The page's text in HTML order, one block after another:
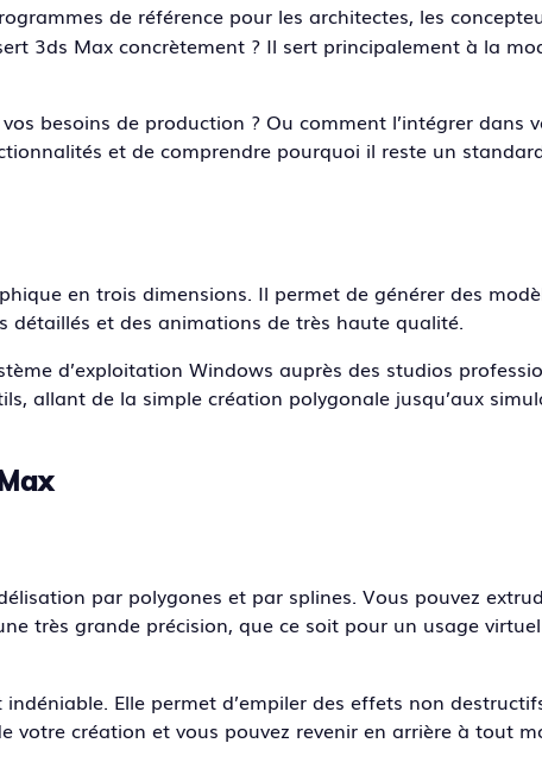
de référence pour les architectes, les
3ds Max concrètement ? Il sert principalement à la
besoins de production ? Ou comment l’intégrer dans
et de comprendre pourquoi il reste un
en trois dimensions. Il permet de générer des
détaillés et des animations de très haute qualité.
d’exploitation Windows auprès des studios
allant de la simple création polygonale jusqu’aux
par polygones et par splines. Vous pouvez
très grande précision, que ce soit pour un usage
Elle permet d’empiler des effets non
votre création et vous pouvez revenir en arrière à tout